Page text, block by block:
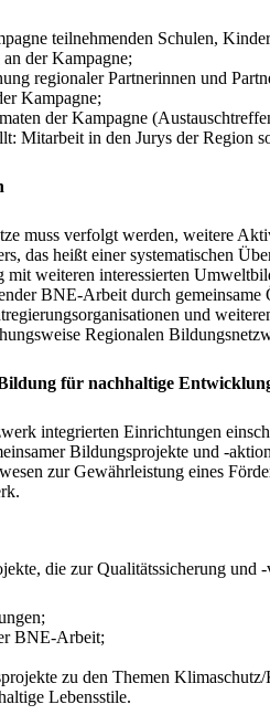
teilnehmenden Schulen,
der Kampagne;
regionaler Partnerinnen und
Kampagne;
der Kampagne
Mitarbeit in den Jurys der Region
muss verfolgt werden, weitere
das heißt einer systematischen
weiteren interessierten
BNE-Arbeit durch gemeinsame
und
Regionalen
für nachhaltige
integrierten Einrichtungen
Bildungsprojekte und -
zur Gewährleistung eines
die zur Qualitätssicherung und
BNE-Arbeit;
zu den Themen
Lebensstile.